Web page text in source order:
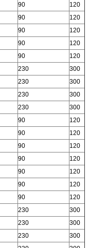
90
120
90
120
90
120
90
120
90
120
230
300
230
300
230
300
230
300
90
120
90
120
90
120
90
120
90
120
90
120
90
120
230
300
230
300
230
300